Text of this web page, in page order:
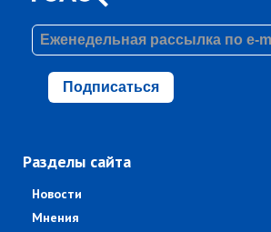
Подписаться
Разделы сайта
Новости
Мнения